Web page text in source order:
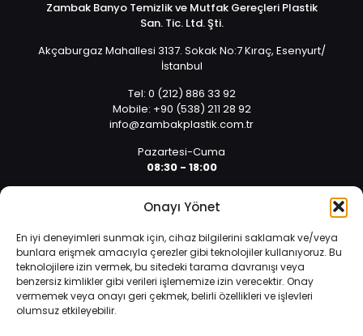
Onayı Yönet
En iyi deneyimleri sunmak için, cihaz bilgilerini saklamak ve/veya
bunlara erişmek amacıyla çerezler gibi teknolojiler kullanıyoruz. Bu
teknolojilere izin vermek, bu sitedeki tarama davranışı veya
benzersiz kimlikler gibi verileri işlememize izin verecektir. Onay
vermemek veya onayı geri çekmek, belirli özellikleri ve işlevleri
olumsuz etkileyebilir.
Zambak Banyo Temizlik ve Mutfak Gereçleri Plastik
San. Tic. Ltd. Şti.
Akçaburgaz Mahallesi 3137. Sokak No:7 Kıraç, Esenyurt/
İstanbul
Tel: 0 (212) 886 33 92
Mobile: +90 (538) 211 28 92
info@zambakplastik.com.tr
Pazartesi-Cuma
08:30 - 18:00
08:30 - 14:30